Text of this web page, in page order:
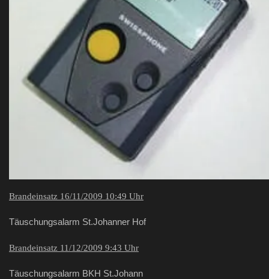
Brandeinsatz 16/11/2009 10:49 Uhr
Täuschungsalarm St.Johanner Hof
Brandeinsatz 11/12/2009 9:43 Uhr
Täuschungsalarm BKH St.Johann